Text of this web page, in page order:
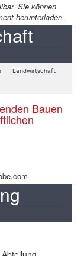
Sie können
herunterladen.
Landwirtschaft
Bauen